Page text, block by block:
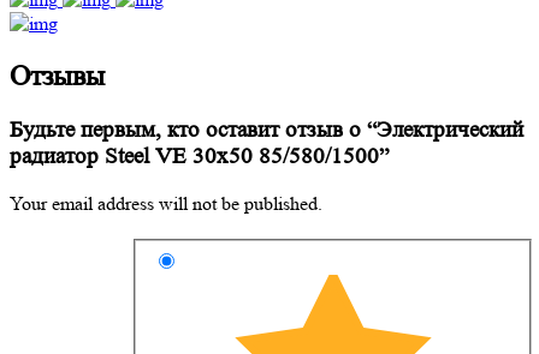
Отзывы
Будьте первым, кто оставит отзыв о “Электрический
радиатор Steel VE 30х50 85/580/1500”
Your email address will not be published.